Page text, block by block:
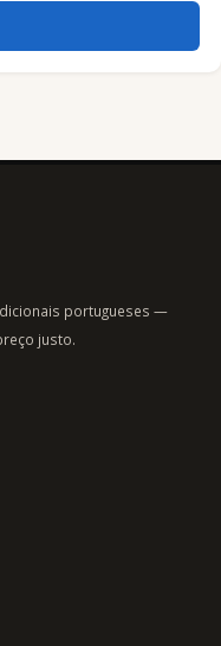
portugueses —
justo.